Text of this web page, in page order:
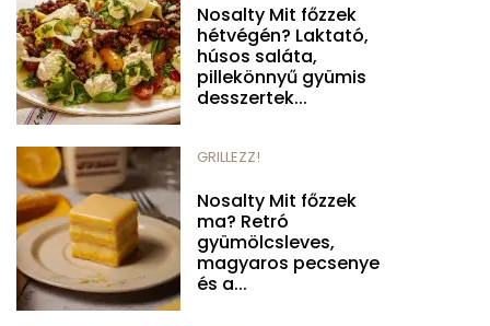
Nosalty Mit főzzek
hétvégén? Laktató,
húsos saláta,
pillekönnyű gyümis
desszertek...
GRILLEZZ!
Nosalty Mit főzzek
ma? Retró
gyümölcsleves,
magyaros pecsenye
és a...